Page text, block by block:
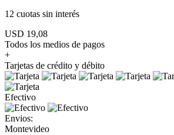
12 cuotas sin interés
USD 19,08
Todos los medios de pagos
+
Tarjetas de crédito y débito
Efectivo
Envios:
Montevideo